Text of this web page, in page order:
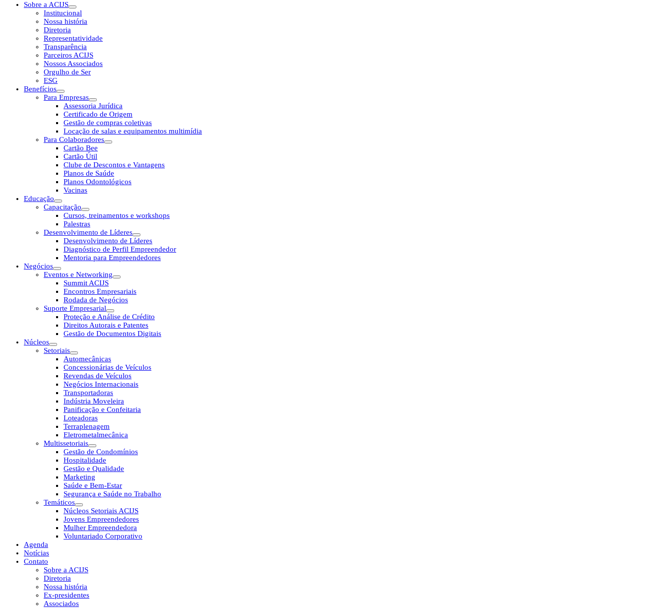
Sobre a ACIJS
Institucional
Nossa história
Diretoria
Representatividade
Transparência
Parceiros ACIJS
Nossos Associados
Orgulho de Ser
ESG
Benefícios
Para Empresas
Assessoria Jurídica
Certificado de Origem
Gestão de compras coletivas
Locação de salas e equipamentos multimídia
Para Colaboradores
Cartão Bee
Cartão Útil
Clube de Descontos e Vantagens
Planos de Saúde
Planos Odontológicos
Vacinas
Educação
Capacitação
Cursos, treinamentos e workshops
Palestras
Desenvolvimento de Líderes
Desenvolvimento de Líderes
Diagnóstico de Perfil Empreendedor
Mentoria para Empreendedores
Negócios
Eventos e Networking
Summit ACIJS
Encontros Empresariais
Rodada de Negócios
Suporte Empresarial
Proteção e Análise de Crédito
Direitos Autorais e Patentes
Gestão de Documentos Digitais
Núcleos
Setoriais
Automecânicas
Concessionárias de Veículos
Revendas de Veículos
Negócios Internacionais
Transportadoras
Indústria Moveleira
Panificação e Confeitaria
Loteadoras
Terraplenagem
Eletrometalmecânica
Multissetoriais
Gestão de Condomínios
Hospitalidade
Gestão e Qualidade
Marketing
Saúde e Bem-Estar
Segurança e Saúde no Trabalho
Temáticos
Núcleos Setoriais ACIJS
Jovens Empreendedores
Mulher Empreendedora
Voluntariado Corporativo
Agenda
Notícias
Contato
Sobre a ACIJS
Diretoria
Nossa história
Ex-presidentes
Associados